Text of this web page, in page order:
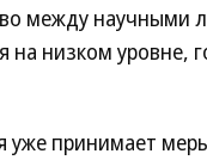
между научными
на низком уровне,
уже принимает